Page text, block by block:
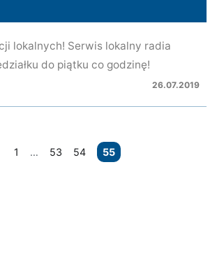
lokalnych! Serwis lokalny radia
do piątku co godzinę!
26.07.2019
1 … 53 54 55